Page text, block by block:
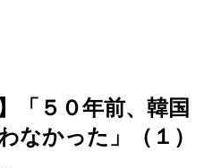
「５０年前、韓国
なかった」（１）